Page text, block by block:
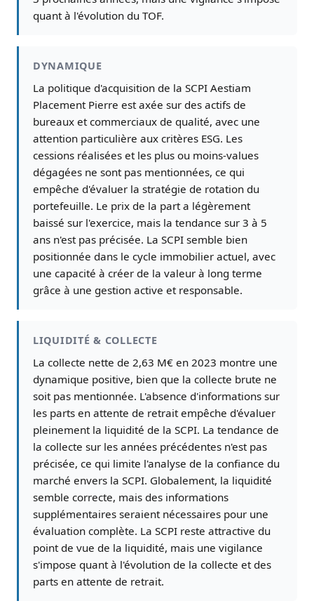
quant à l'évolution du TOF.
DYNAMIQUE
La politique d'acquisition de la SCPI Aestiam
Placement Pierre est axée sur des actifs de
bureaux et commerciaux de qualité, avec une
attention particulière aux critères ESG. Les
cessions réalisées et les plus ou moins-values
dégagées ne sont pas mentionnées, ce qui
empêche d'évaluer la stratégie de rotation du
portefeuille. Le prix de la part a légèrement
baissé sur l'exercice, mais la tendance sur 3 à 5
ans n'est pas précisée. La SCPI semble bien
positionnée dans le cycle immobilier actuel, avec
une capacité à créer de la valeur à long terme
grâce à une gestion active et responsable.
LIQUIDITÉ & COLLECTE
La collecte nette de 2,63 M€ en 2023 montre une
dynamique positive, bien que la collecte brute ne
soit pas mentionnée. L'absence d'informations sur
les parts en attente de retrait empêche d'évaluer
pleinement la liquidité de la SCPI. La tendance de
la collecte sur les années précédentes n'est pas
précisée, ce qui limite l'analyse de la confiance du
marché envers la SCPI. Globalement, la liquidité
semble correcte, mais des informations
supplémentaires seraient nécessaires pour une
évaluation complète. La SCPI reste attractive du
point de vue de la liquidité, mais une vigilance
s'impose quant à l'évolution de la collecte et des
parts en attente de retrait.